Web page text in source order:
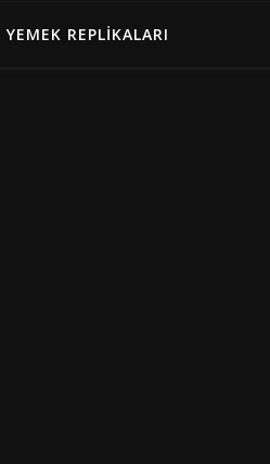
YEMEK REPLIKALARI